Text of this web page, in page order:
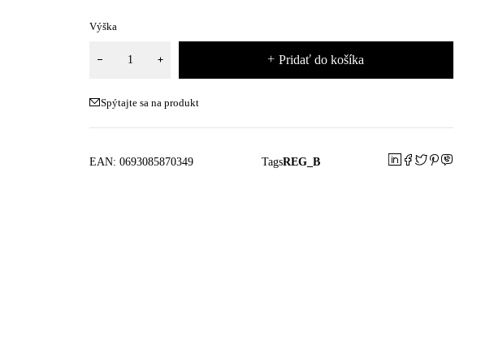
Výška
Pridať do košíka
Spýtajte sa na produkt
EAN:0693085870349 TagsREG_B